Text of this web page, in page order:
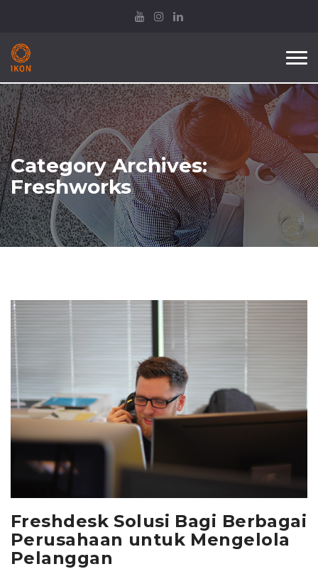
Category Archives:
Freshworks
Freshdesk Solusi Bagi Berbagai
Perusahaan untuk Mengelola
Pelanggan